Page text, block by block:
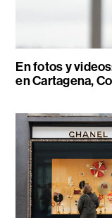
En fotos y
en Cartagena,